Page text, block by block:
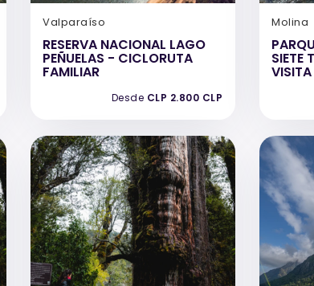
Valparaíso
RESERVA NACIONAL LAGO
PEÑUELAS - CICLORUTA
FAMILIAR
Desde CLP 2.800 CLP
Molina
SIETE